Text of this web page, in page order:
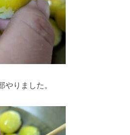
りました。